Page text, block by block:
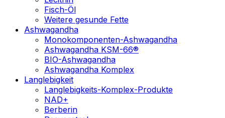
Fisch-Öl
Weitere gesunde Fette
Ashwagandha
Monokomponenten-Ashwagandha
Ashwagandha KSM-66®
BIO-Ashwagandha
Ashwagandha Komplex
Langlebigkeit
Langlebigkeits-Komplex-Produkte
NAD+
Berberin